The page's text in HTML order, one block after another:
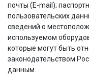
почты (E-mail);
пользовательских
сведений о
используемом
которые могут быть
законодательством
данным.